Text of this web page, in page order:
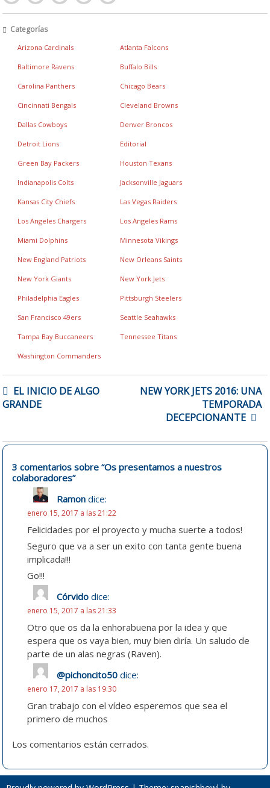
Categorías
Arizona Cardinals Atlanta Falcons
Baltimore Ravens Buffalo Bills
Carolina Panthers Chicago Bears
Cincinnati Bengals Cleveland Browns
Dallas Cowboys Denver Broncos
Detroit Lions Editorial
Green Bay Packers Houston Texans
Indianapolis Colts Jacksonville Jaguars
Kansas City Chiefs Las Vegas Raiders
Los Angeles Chargers Los Angeles Rams
Miami Dolphins Minnesota Vikings
New England Patriots New Orleans Saints
New York Giants New York Jets
Philadelphia Eagles Pittsburgh Steelers
San Francisco 49ers Seattle Seahawks
Tampa Bay Buccaneers Tennessee Titans
Washington Commanders
NAVEGACIÓN
DE
ENTRADAS
EL INICIO DE ALGO
GRANDE
NEW YORK JETS 2016: UNA
TEMPORADA
DECEPCIONANTE
3 comentarios sobre “Os presentamos a nuestros
colaboradores”
Ramon dice:
enero 15, 2017 a las 21:22
Felicidades por el proyecto y mucha suerte a todos!
Seguro que va a ser un exito con tanta gente buena
implicada!!!
Go!!!
Córvido dice:
enero 15, 2017 a las 21:33
Otro que os da la enhorabuena por la idea y que
espera que os vaya bien, muy bien diría. Un saludo de
parte de un alas negras (Raven).
@pichoncito50 dice:
enero 17, 2017 a las 19:30
Gran trabajo con el vídeo esperemos que sea el
primero de muchos
Los comentarios están cerrados.